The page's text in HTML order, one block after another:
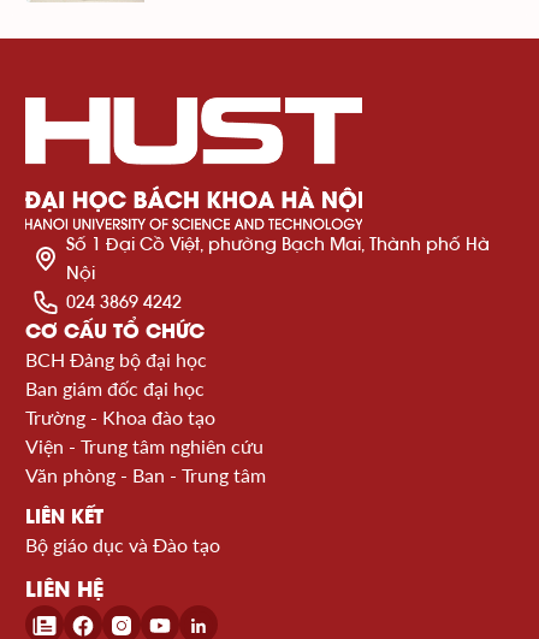
Số 1 Đại Cồ Việt, phường Bạch Mai, Thành phố Hà
Nội
024 3869 4242
CƠ CẤU TỔ CHỨC
BCH Đảng bộ đại học
Ban giám đốc đại học
Trường - Khoa đào tạo
Viện - Trung tâm nghiên cứu
Văn phòng - Ban - Trung tâm
LIÊN KẾT
Bộ giáo dục và Đào tạo
LIÊN HỆ